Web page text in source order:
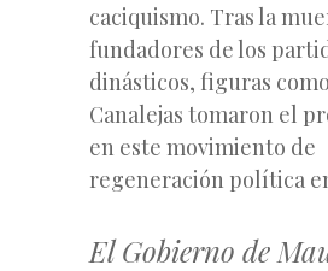
caciquismo. Tras la
fundadores de los
dinásticos, figuras
Canalejas tomaron el
en este movimiento de
regeneración política
El Gobierno de